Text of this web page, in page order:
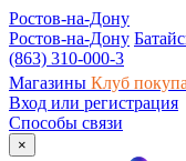
Ростов-на-Дону
Ростов-на-Дону
(863) 310-000-3
Магазины Клуб
Вход или регистрация
Способы связи
×